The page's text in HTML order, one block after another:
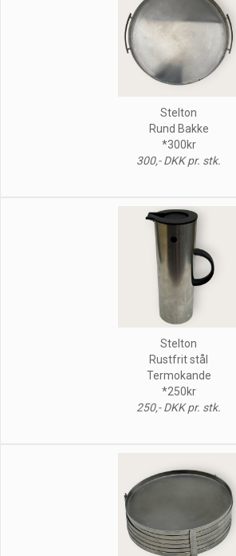
Stelton
Rund Bakke
*300kr
300,- DKK pr. stk.
Stelton
Rustfrit stål
Termokande
*250kr
250,- DKK pr. stk.